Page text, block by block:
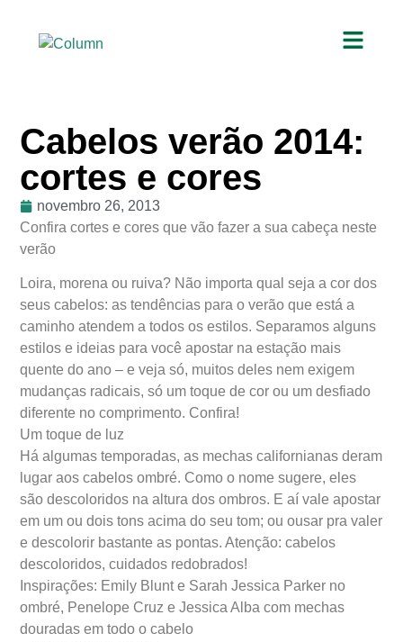
Cabelos verão 2014:
cortes e cores
novembro 26, 2013
Confira cortes e cores que vão fazer a sua cabeça neste
verão
Loira, morena ou ruiva? Não importa qual seja a cor dos
seus cabelos: as tendências para o verão que está a
caminho atendem a todos os estilos. Separamos alguns
estilos e ideias para você apostar na estação mais
quente do ano – e veja só, muitos deles nem exigem
mudanças radicais, só um toque de cor ou um desfiado
diferente no comprimento. Confira!
Um toque de luz
Há algumas temporadas, as mechas californianas deram
lugar aos cabelos ombré. Como o nome sugere, eles
são descoloridos na altura dos ombros. E aí vale apostar
em um ou dois tons acima do seu tom; ou ousar pra valer
e descolorir bastante as pontas. Atenção: cabelos
descoloridos, cuidados redobrados!
Inspirações: Emily Blunt e Sarah Jessica Parker no
ombré, Penelope Cruz e Jessica Alba com mechas
douradas em todo o cabelo